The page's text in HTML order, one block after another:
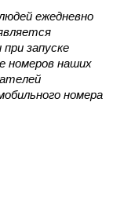
ежедневно
запуске
номеров наших
номера